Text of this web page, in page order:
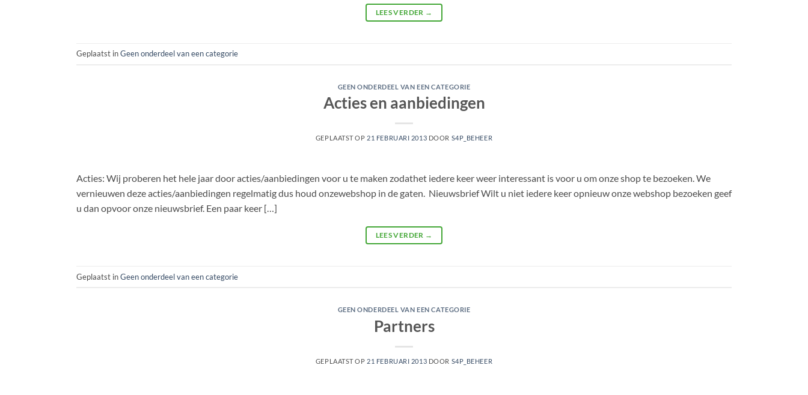
LEES VERDER →
Geplaatst inGeen onderdeel van een categorie
GEEN ONDERDEEL VAN EEN CATEGORIE
Acties en aanbiedingen
GEPLAATST OP 21 FEBRUARI 2013 DOOR S4P_BEHEER
Acties: Wij proberen het hele jaar door acties/aanbiedingen voor u te maken zodathet iedere keer weer interessant is voor u om onze shop te bezoeken. We
vernieuwen deze acties/aanbiedingen regelmatig dus houd onzewebshop in de gaten. Nieuwsbrief Wilt u niet iedere keer opnieuw onze webshop bezoeken geef
u dan opvoor onze nieuwsbrief. Een paar keer […]
LEES VERDER →
Geplaatst inGeen onderdeel van een categorie
GEEN ONDERDEEL VAN EEN CATEGORIE
Partners
GEPLAATST OP 21 FEBRUARI 2013 DOOR S4P_BEHEER